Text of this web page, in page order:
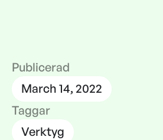
Publicerad
March 14, 2022
Taggar
Verktyg